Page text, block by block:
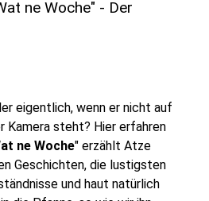
ne Woche" - Der
eigentlich, wenn er nicht auf
Kamera steht? Hier erfahren
ne Woche" erzählt Atze
Geschichten, die lustigsten
und haut natürlich